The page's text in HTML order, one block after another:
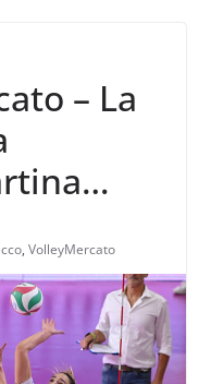
– La
, VolleyMercato